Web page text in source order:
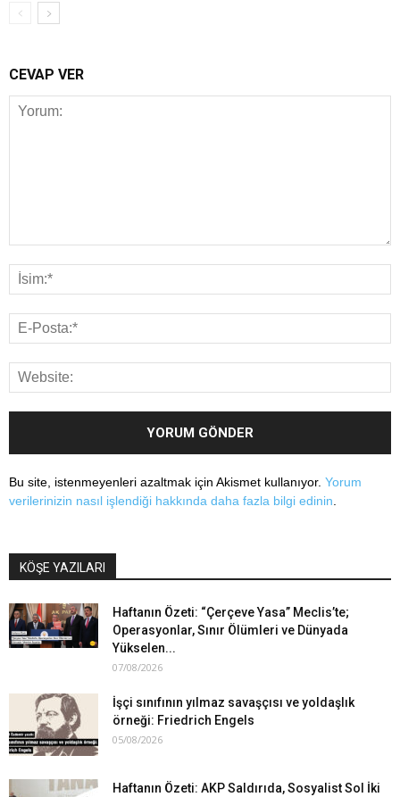
CEVAP VER
Bu site, istenmeyenleri azaltmak için Akismet kullanıyor. Yorum
verilerinizin nasıl işlendiği hakkında daha fazla bilgi edinin
KÖŞE YAZILARI
Haftanın Özeti: “Çerçeve Yasa” Meclis’te;
Operasyonlar, Sınır Ölümleri ve Dünyada
Yükselen...
07/08/2026
İşçi sınıfının yılmaz savaşçısı ve yoldaşlık
örneği: Friedrich Engels
05/08/2026
Haftanın Özeti: AKP Saldırıda, Sosyalist Sol İki